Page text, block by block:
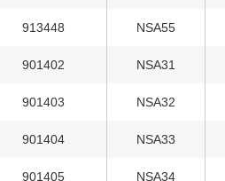
913448 NSA55
901402 NSA31
901403 NSA32
901404 NSA33
901405 NSA34